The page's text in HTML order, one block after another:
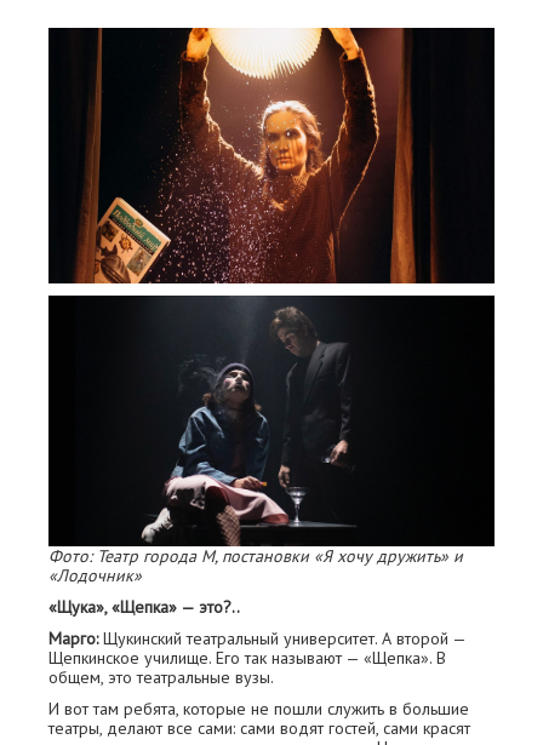
Фото: Театр города М, постановки «Я хочу дружить» и
«Лодочник»
«Щука», «Щепка» — это?..
Марго:Щукинский театральный университет. А второй —
Щепкинское училище. Его так называют — «Щепка». В
общем, это театральные вузы.
И вот там ребята, которые не пошли служить в большие
театры, делают все сами: сами водят гостей, сами красят